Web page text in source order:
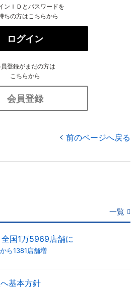
ンＩＤとパスワードを
ちの方はこちらから
ログイン
登録がまだの方は
こちらから
会員登録
前のページへ戻る
一覧
国1万5969店舗に
ら1381店舗増
基本方針